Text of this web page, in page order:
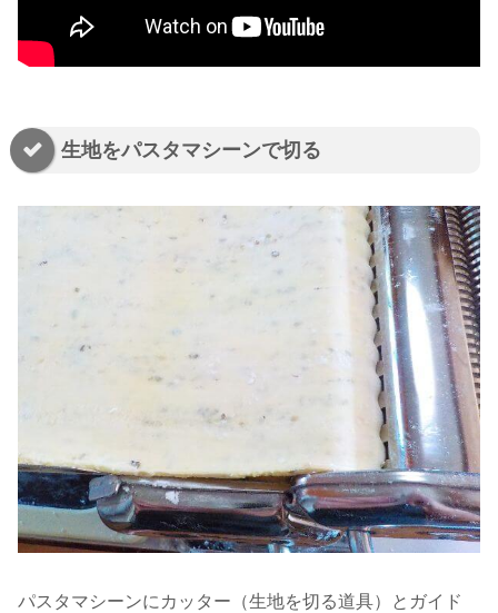
生地をパスタマシーンで切る
パスタマシーンにカッター（生地を切る道具）とガイド